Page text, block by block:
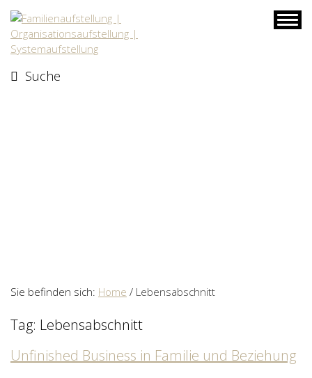
Skip
content
Suche
Sie befinden sich: Home / Lebensabschnitt
Tag: Lebensabschnitt
Unfinished Business in Familie und Beziehung